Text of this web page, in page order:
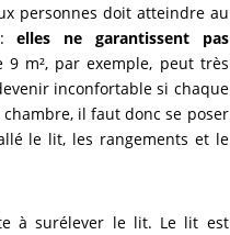
personnes doit atteindre au
:elles ne garantissent pas
m², par exemple, peut très
inconfortable si chaque
il faut donc se poser
le lit, les rangements et le
à surélever le lit. Le lit est